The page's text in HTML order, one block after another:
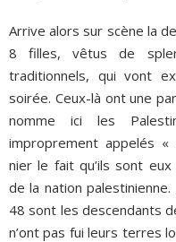
Arrive alors sur scène la
8 filles, vêtus de
traditionnels, qui vont
soirée. Ceux-là ont une
nomme ici les
improprement appelés
nier le fait qu’ils sont
de la nation
48 sont les descendants
n’ont pas fui leurs terres